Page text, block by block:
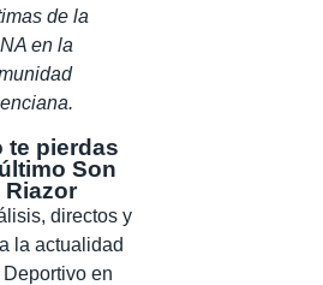
de la
en la
te pierdas
Son
Riazor
directos y
la actualidad
en